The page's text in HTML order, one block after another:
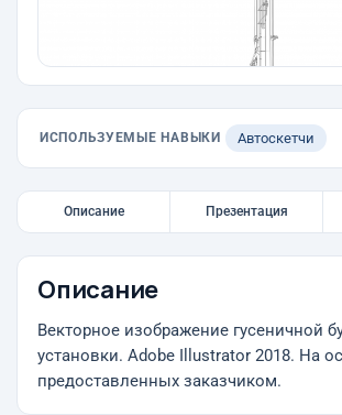
ИСПОЛЬЗУЕМЫЕ НАВЫКИ Автоскетчи
Описание Презентация
Описание
Векторное изображение гусеничной
установки. Adobe Illustrator 2018. На
предоставленных заказчиком.